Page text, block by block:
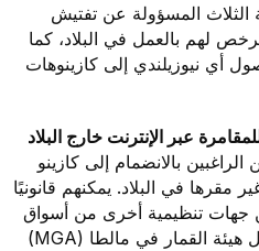
الثلاث المسؤولة عن تفتيش
لهم بالعمل في البلاد، كما
نيوزيلندي إلى كازينوهات
عبر الإنترنت خارج البلاد
بالانضمام إلى كازينو
مقرها في البلاد. يمكنهم قانونيًا
جهات تنظيمية أخرى من أسواق
تقدم المقامرة عبر الإنترنت، مثل هيئة القمار في مالطا (MGA)